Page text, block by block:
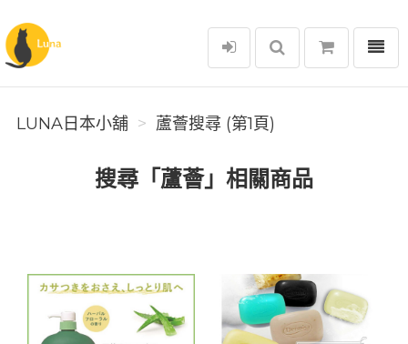
Luna日本小舖
選單
LUNA日本小舖 蘆薈搜尋 (第1頁)
搜尋「蘆薈」相關商品